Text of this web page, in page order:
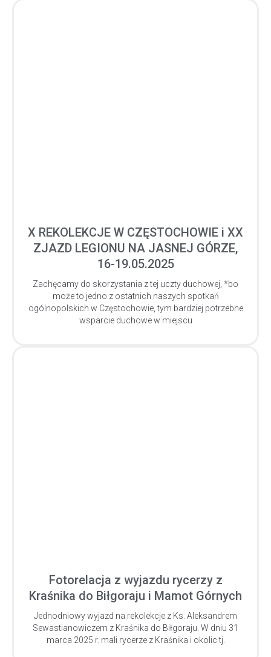
X REKOLEKCJE W CZĘSTOCHOWIE i XX
ZJAZD LEGIONU NA JASNEJ GÓRZE,
16-19.05.2025
Zachęcamy do skorzystania z tej uczty duchowej, *bo
może to jedno z ostatnich naszych spotkań
ogólnopolskich w Częstochowie, tym bardziej potrzebne
wsparcie duchowe w miejscu
Fotorelacja z wyjazdu rycerzy z
Kraśnika do Biłgoraju i Mamot Górnych
Jednodniowy wyjazd na rekolekcje z Ks. Aleksandrem
Sewastianowiczem z Kraśnika do Biłgoraju. W dniu 31
marca 2025 r. mali rycerze z Kraśnika i okolic tj.